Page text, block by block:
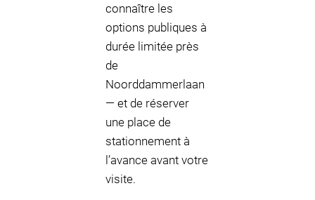
connaître les
options publiques à
durée limitée près
de
Noorddammerlaan
— et de réserver
une place de
stationnement à
l’avance avant votre
visite.